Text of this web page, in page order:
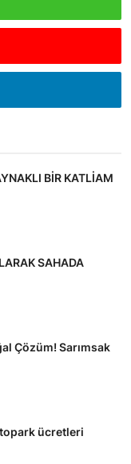
BİR KATLİAM
SAHADA
Çözüm! Sarımsak
ücretleri